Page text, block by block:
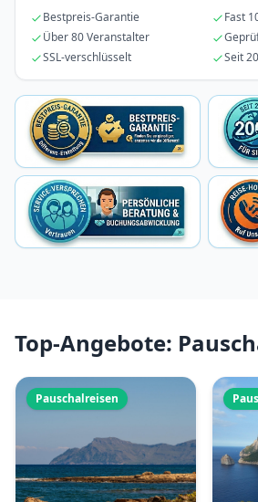
Bestpreis-Garantie
Fast
Über 80 Veranstalter
SSL-verschlüsselt
Seit
Top-Angebote:
Pauschalreisen